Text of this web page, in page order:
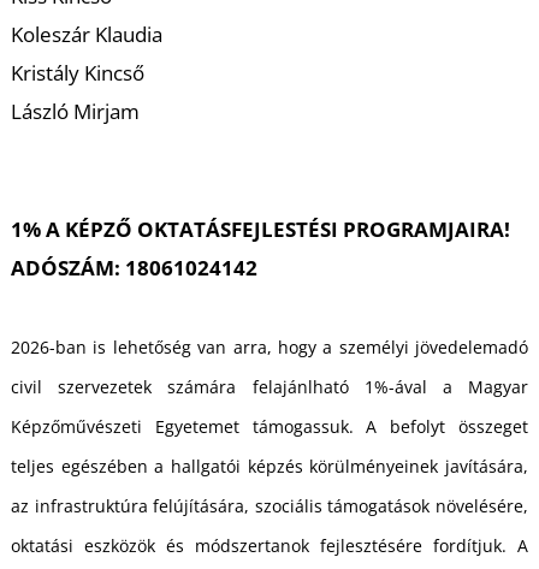
Koleszár Klaudia
Kristály Kincső
László Mirjam
1% A KÉPZŐ OKTATÁSFEJLESTÉSI PROGRAMJAIRA!
ADÓSZÁM: 18061024142
2026-ban is lehetőség van arra, hogy a személyi jövedelemadó
civil szervezetek számára felajánlható 1%-ával a Magyar
Képzőművészeti Egyetemet támogassuk. A befolyt összeget
teljes egészében a hallgatói képzés körülményeinek javítására,
az infrastruktúra felújítására, szociális támogatások növelésére,
oktatási eszközök és módszertanok fejlesztésére fordítjuk. A